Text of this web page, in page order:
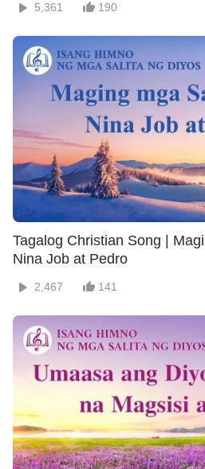
5,361 190
Tagalog Christian Song |
Nina Job at Pedro
2,467 141